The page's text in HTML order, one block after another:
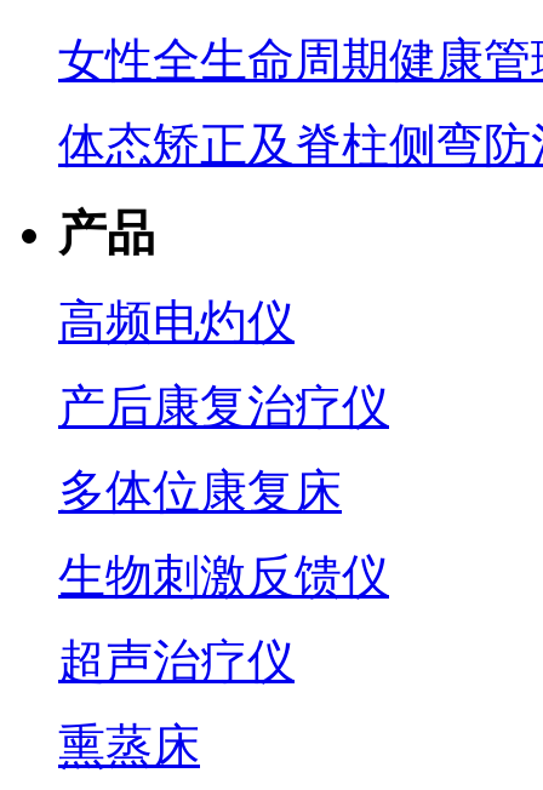
女性全生命周期健康管
体态矫正及脊柱侧弯防
产品
高频电灼仪
产后康复治疗仪
多体位康复床
生物刺激反馈仪
超声治疗仪
熏蒸床